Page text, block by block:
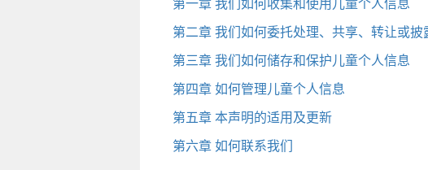
第一章 我们如何收集和使用儿童个人信息
第二章 我们如何委托处理、共享、转让或披
第三章 我们如何储存和保护儿童个人信息
第四章 如何管理儿童个人信息
第五章 本声明的适用及更新
第六章 如何联系我们